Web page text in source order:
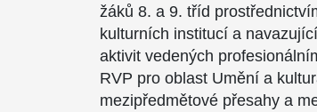
žáků 8. a 9. tříd
kulturních institucí a
aktivit vedených
RVP pro oblast Umění a
mezipředmětové přesahy a